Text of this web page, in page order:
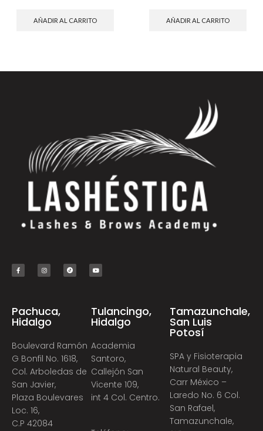
AÑADIR AL CARRITO AÑADIR AL CARRITO
Pachuca,
Hidalgo
Boulevard Ramón
G Bonfil No. 1618,
Col. Arboledas de
San Javier,
Plaza Boulevares
Loc. 16,
C.P 42084
Tulancingo,
Hidalgo
Academia
Santoro,
Callejón San
Vicente 109,
int 4 Col. Centro.
Tamazunchale,
San Luis
Potosí
SPA y Fisioterapia
Natural Beauty,
Carr México –
Laredo No. 6 Col.
San Rafael,
Tamazunchale,